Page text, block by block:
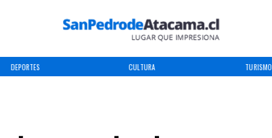
DEPORTES CULTURA TURISMO